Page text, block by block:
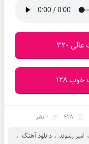
320
128
628 0 نظر
، امیر رشوند ، دانلود آهنگ ،